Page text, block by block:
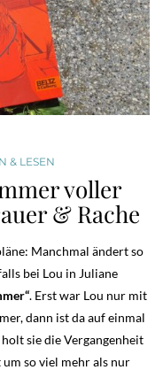
& LESEN
voller
& Rache
Manchmal ändert so
bei Lou in Juliane
. Erst war Lou nur mit
dann ist da auf einmal
sie die Vergangenheit
so viel mehr als nur